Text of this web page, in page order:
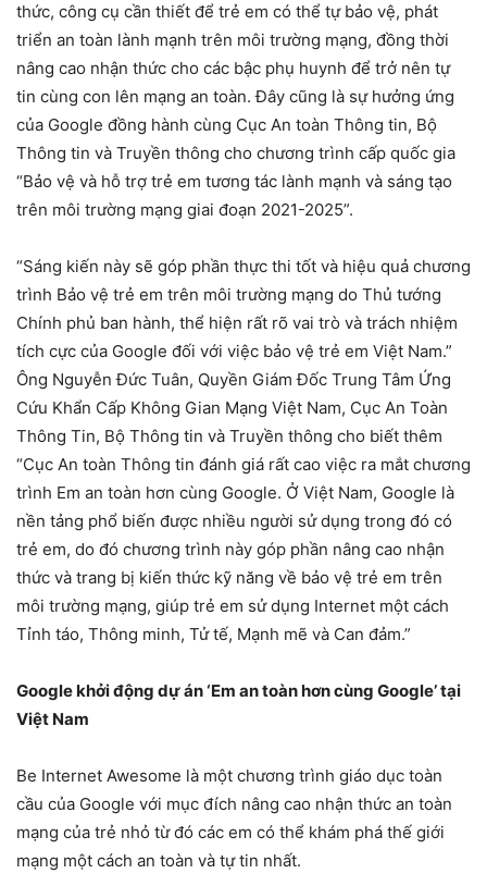
thức, công cụ cần thiết để trẻ em có thể tự bảo vệ, phát
triển an toàn lành mạnh trên môi trường mạng, đồng thời
nâng cao nhận thức cho các bậc phụ huynh để trở nên tự
tin cùng con lên mạng an toàn. Đây cũng là sự hưởng ứng
của Google đồng hành cùng Cục An toàn Thông tin, Bộ
Thông tin và Truyền thông cho chương trình cấp quốc gia
“Bảo vệ và hỗ trợ trẻ em tương tác lành mạnh và sáng tạo
trên môi trường mạng giai đoạn 2021-2025”.
“Sáng kiến này sẽ góp phần thực thi tốt và hiệu quả chương
trình Bảo vệ trẻ em trên môi trường mạng do Thủ tướng
Chính phủ ban hành, thể hiện rất rõ vai trò và trách nhiệm
tích cực của Google đối với việc bảo vệ trẻ em Việt Nam.”
Ông Nguyễn Đức Tuân, Quyền Giám Đốc Trung Tâm Ứng
Cứu Khẩn Cấp Không Gian Mạng Việt Nam, Cục An Toàn
Thông Tin, Bộ Thông tin và Truyền thông cho biết thêm
“Cục An toàn Thông tin đánh giá rất cao việc ra mắt chương
trình Em an toàn hơn cùng Google. Ở Việt Nam, Google là
nền tảng phổ biến được nhiều người sử dụng trong đó có
trẻ em, do đó chương trình này góp phần nâng cao nhận
thức và trang bị kiến thức kỹ năng về bảo vệ trẻ em trên
môi trường mạng, giúp trẻ em sử dụng Internet một cách
Tỉnh táo, Thông minh, Tử tế, Mạnh mẽ và Can đảm.”
Google khởi động dự án ‘Em an toàn hơn cùng Google’ tại
Việt Nam
Be Internet Awesome là một chương trình giáo dục toàn
cầu của Google với mục đích nâng cao nhận thức an toàn
mạng của trẻ nhỏ từ đó các em có thể khám phá thế giới
mạng một cách an toàn và tự tin nhất.